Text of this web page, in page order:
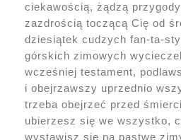
ciekawością, żądzą
zazdrością toczącą Cię od
dziesiątek cudzych fan-ta-
górskich zimowych
wcześniej testament,
i obejrzawszy uprzednio
trzeba obejrzeć przed
ubierzesz się we wszystko,
wystawisz się na pastwę